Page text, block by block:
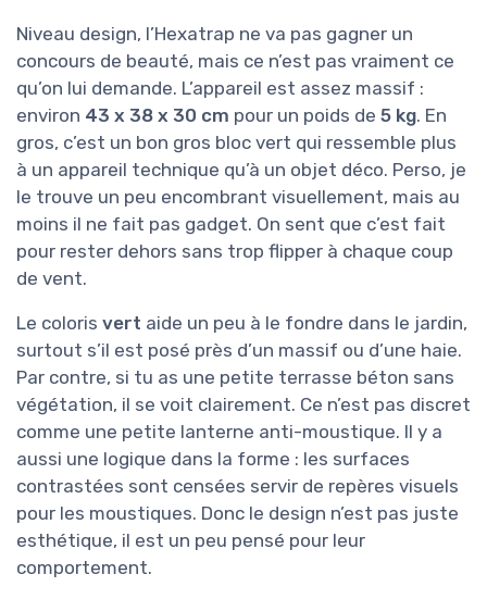
Niveau design, l’Hexatrap ne va pas gagner un
concours de beauté, mais ce n’est pas vraiment ce
qu’on lui demande. L’appareil est assez massif :
environ 43 x 38 x 30 cm pour un poids de 5 kg. En
gros, c’est un bon gros bloc vert qui ressemble plus
à un appareil technique qu’à un objet déco. Perso, je
le trouve un peu encombrant visuellement, mais au
moins il ne fait pas gadget. On sent que c’est fait
pour rester dehors sans trop flipper à chaque coup
de vent.
Le coloris vert aide un peu à le fondre dans le jardin,
surtout s’il est posé près d’un massif ou d’une haie.
Par contre, si tu as une petite terrasse béton sans
végétation, il se voit clairement. Ce n’est pas discret
comme une petite lanterne anti-moustique. Il y a
aussi une logique dans la forme : les surfaces
contrastées sont censées servir de repères visuels
pour les moustiques. Donc le design n’est pas juste
esthétique, il est un peu pensé pour leur
comportement.